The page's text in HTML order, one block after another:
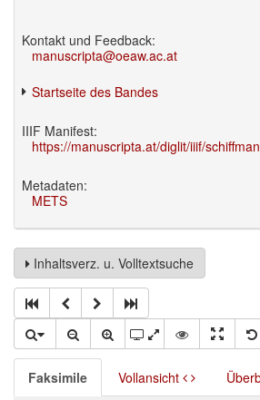
Kontakt und Feedback:
manuscripta@oeaw.ac.at
Startseite des Bandes
IIIF Manifest:
https://manuscripta.at/diglit/iiif/
Metadaten:
METS
Inhaltsverz. u. Volltextsuche
Faksimile Vollansicht